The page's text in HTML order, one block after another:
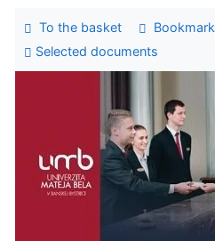
To the basket Bookmark
Selected documents